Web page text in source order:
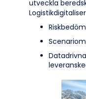
utveckla